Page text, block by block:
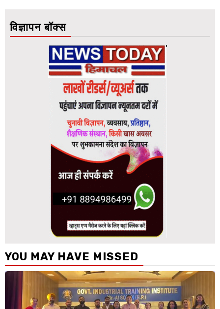
विज्ञापन बॉक्स
YOU MAY HAVE MISSED